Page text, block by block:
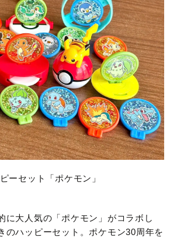
ーセット「ポケモン」
に大人気の「ポケモン」がコラボし
のハッピーセット。ポケモン30周年を